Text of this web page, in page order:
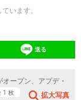
います。
送る
ープン、アプデ・
1 枚 拡大写真